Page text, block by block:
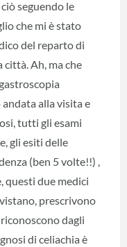
seguendo le
che mi è stato
del reparto di
Ah, ma che
alla visita e
tutti gli esami
gli esiti delle
(ben 5 volte!!) ,
questi due medici
prescrivono
dagli
di celiachia è